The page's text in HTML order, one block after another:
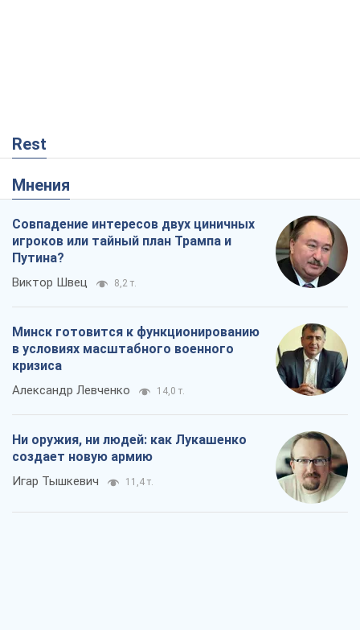
Rest
Мнения
Совпадение интересов двух циничных
игроков или тайный план Трампа и
Путина?
Виктор Швец 8,2 т.
Минск готовится к функционированию
в условиях масштабного военного
кризиса
Александр Левченко 14,0 т.
Ни оружия, ни людей: как Лукашенко
создает новую армию
Игар Тышкевич 11,4 т.